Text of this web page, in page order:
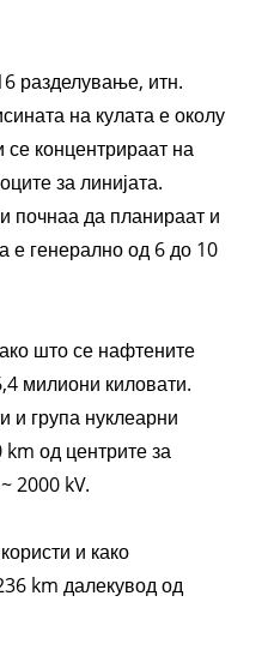
разделување, итн.
на кулата е околу
се концентрираат на
за линијата.
почнаа да планираат и
е генерално од 6 до 10
што се нафтените
милиони киловати.
и група нуклеарни
од центрите за
2000 kV.
и како
km далекувод од